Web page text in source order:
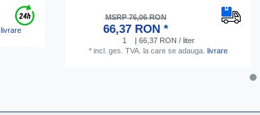
livrare
MSRP 76,06 RON
66,37 RON *
1
| 66,37 RON / liter
* incl. ges. TVA. la care se adauga. livrare